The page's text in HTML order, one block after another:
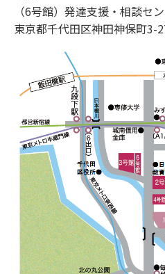
（6号館）発達支援・相談セ
東京都千代田区神田神保町3-